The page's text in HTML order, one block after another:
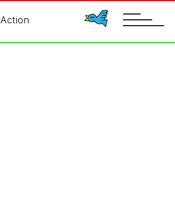
Action
toggle